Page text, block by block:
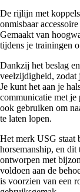
De rijlijn met
onmisbaar
Gemaakt van
tijdens je trainingen
Dankzij het beslag
veelzijdigheid, zodat
Je kunt het aan je
communicatie met
ook gebruiken om
te laten lopen.
Het merk USG staat
horsemanship, en
ontworpen met
voldoen aan de
is voorzien van een